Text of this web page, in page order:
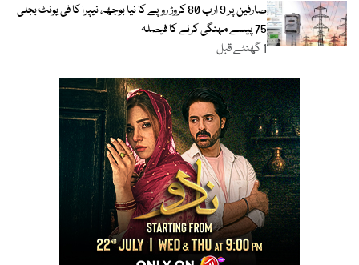
صارفین پر 9 ارب 80 کروڑ روپے کا نیا بوجھ، نیپرا کا فی یونٹ بجلی
75 پیسے مہنگی کرنے کا فیصلہ
1 گھنٹے قبل